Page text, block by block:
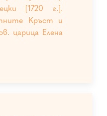
[1720 г.].
Кръст и
царица Елена